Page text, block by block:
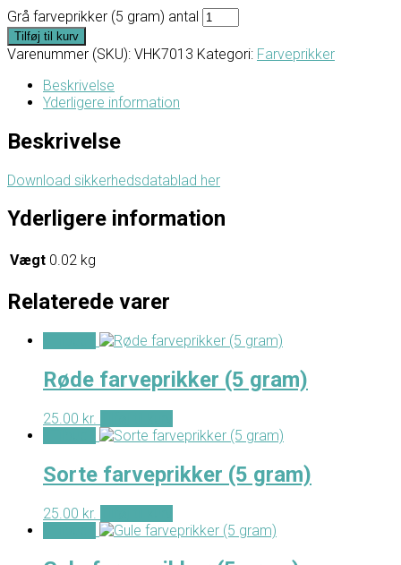
Grå farveprikker (5 gram) antal
Tilføj til kurv
Varenummer (SKU): VHK7013 Kategori: Farveprikker
Beskrivelse
Yderligere information
Beskrivelse
Download sikkerhedsdatablad her
Yderligere information
Vægt 0.02 kg
Relaterede varer
Røde farveprikker (5 gram)
25.00 kr.
Sorte farveprikker (5 gram)
25.00 kr.